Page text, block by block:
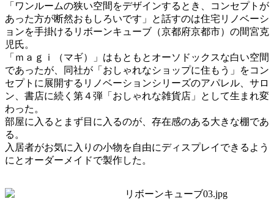
「ワンルームの狭い空間をデザインするとき、コンセプトが
あった方が断然おもしろいです」と話すのは住宅リノベーシ
ョンを手掛けるリボーンキューブ（京都府京都市）の間宮克
児氏。
「ｍａｇｉ（マギ）」はもともとオーソドックスな白い空間
であったが、同社が「おしゃれなショップに住もう」をコン
セプトに展開するリノベーションシリーズのアパレル、サロ
ン、書店に続く第４弾「おしゃれな雑貨店」として生まれ変
わった。
部屋に入るとまず目に入るのが、存在感のある大きな棚であ
る。
入居者がお気に入りの小物を自由にディスプレイできるよう
にとオーダーメイドで製作した。